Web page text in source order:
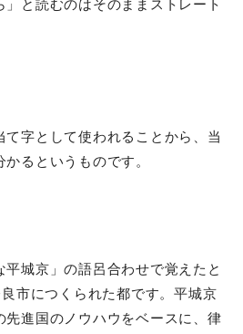
と読むのはそのままストレート
て字として使われることから、当
るというものです。
城京」の語呂合わせで覚えたと
市につくられた都です。平城京
先進国のノウハウをベースに、律